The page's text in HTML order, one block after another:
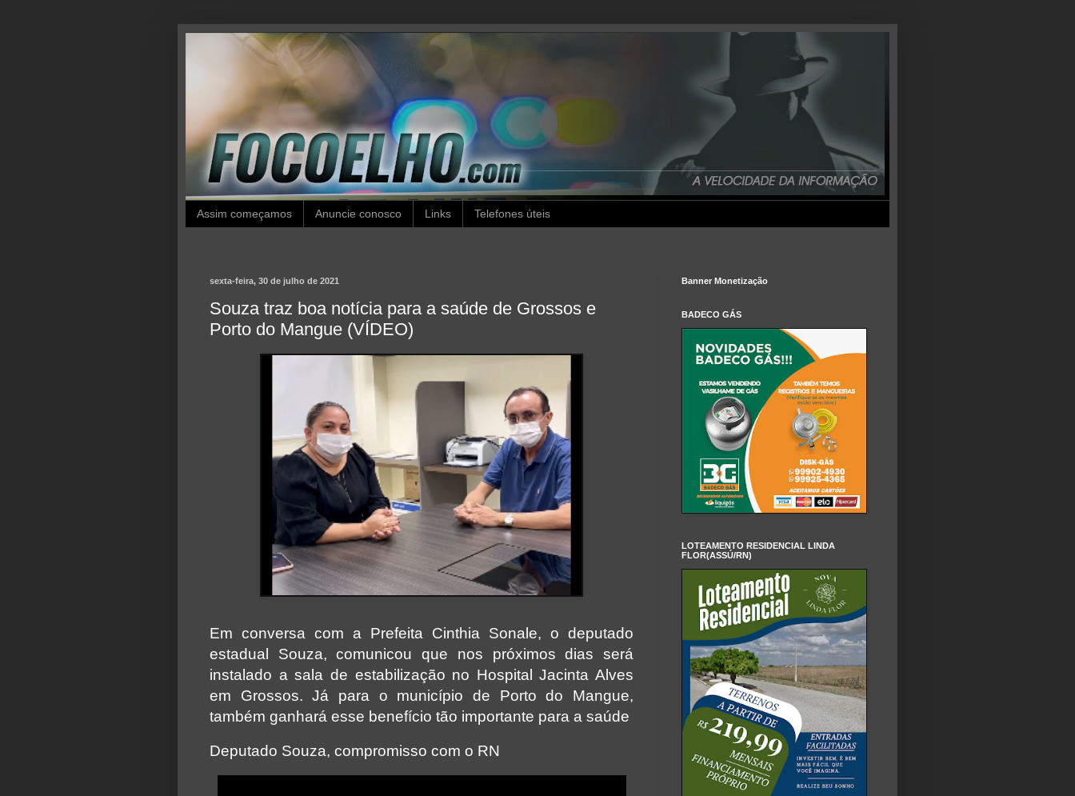
Assim começamos Anuncie conosco Links Telefones úteis
sexta-feira, 30 de julho de 2021
Souza traz boa notícia para a saúde de Grossos e
Porto do Mangue (VÍDEO)
Em conversa com a Prefeita Cinthia Sonale, o deputado
estadual Souza, comunicou que nos próximos dias será
instalado a sala de estabilização no Hospital Jacinta Alves
em Grossos. Já para o município de Porto do Mangue,
também ganhará esse benefício tão importante para a saúde
Deputado Souza, compromisso com o RN
Banner Monetização
BADECO GÁS
LOTEAMENTO RESIDENCIAL LINDA
FLOR(ASSÚ/RN)